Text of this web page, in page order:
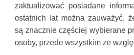
zaktualizować posiadane
ostatnich lat można zauważyć,
są znacznie częściej wybierane
osoby, przede wszystkim ze